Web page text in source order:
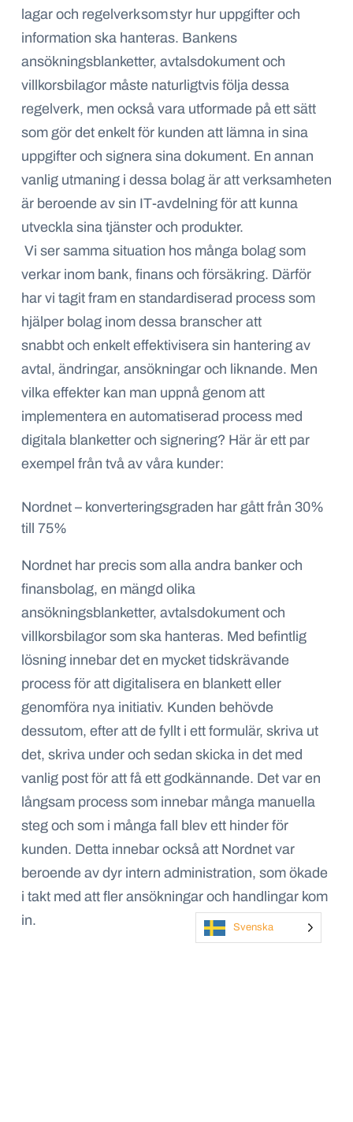
lagar och regelverk som styr hur uppgifter och
information ska hanteras. Bankens
ansökningsblanketter, avtalsdokument och
villkorsbilagor måste naturligtvis följa dessa
regelverk, men också vara utformade på ett sätt
som gör det enkelt för kunden att lämna in sina
uppgifter och signera sina dokument. En annan
vanlig utmaning i dessa bolag är att verksamheten
är beroende av sin IT-avdelning för att kunna
utveckla sina tjänster och produkter.
Vi ser samma situation hos många bolag som
verkar inom bank, finans och försäkring. Därför
har vi tagit fram en standardiserad process som
hjälper bolag inom dessa branscher att
snabbt och enkelt effektivisera sin hantering av
avtal, ändringar, ansökningar och liknande. Men
vilka effekter kan man uppnå genom att
implementera en automatiserad process med
digitala blanketter och signering? Här är ett par
exempel från två av våra kunder:
Nordnet – konverteringsgraden har gått från 30%
till 75%
Nordnet har precis som alla andra banker och
finansbolag, en mängd olika
ansökningsblanketter, avtalsdokument och
villkorsbilagor som ska hanteras. Med befintlig
lösning innebar det en mycket tidskrävande
process för att digitalisera en blankett eller
genomföra nya initiativ. Kunden behövde
dessutom, efter att de fyllt i ett formulär, skriva ut
det, skriva under och sedan skicka in det med
vanlig post för att få ett godkännande. Det var en
långsam process som innebar många manuella
steg och som i många fall blev ett hinder för
kunden. Detta innebar också att Nordnet var
beroende av dyr intern administration, som ökade
i takt med att fler ansökningar och handlingar kom
in.
Svenska